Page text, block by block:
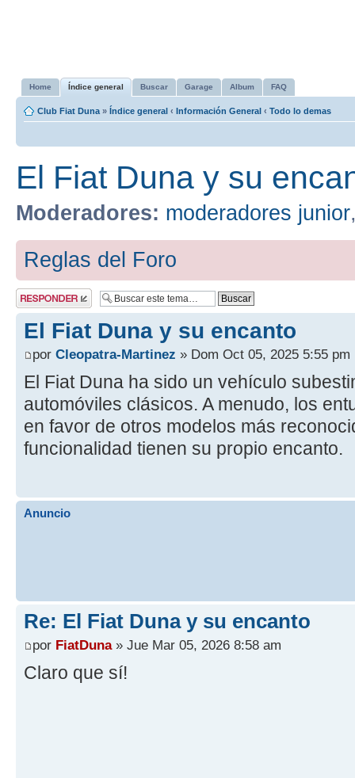
Home Índice general Buscar Garage Album FAQ
Club Fiat Duna » Índice general ‹ Información General ‹ Todo lo demas
El Fiat Duna y su
Moderadores: moderadores junior
Reglas del Foro
Publicar una
respuesta
El Fiat Duna y su encanto
por Cleopatra-Martinez » Dom Oct 05, 2025 5:55 pm
El Fiat Duna ha sido un vehículo
automóviles clásicos. A menudo, los
en favor de otros modelos más
funcionalidad tienen su propio encanto.
Anuncio
Re: El Fiat Duna y su encanto
por FiatDuna» Jue Mar 05, 2026 8:58 am
Claro que sí!